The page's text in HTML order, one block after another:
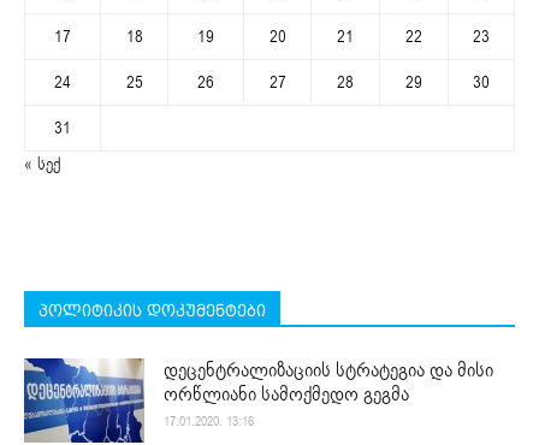
17
18 19 20 21 22
23
24
25 26 27 28 29
30
31
« სექ
პოლიტიკის დოკუმენტები
დეცენტრალიზაციის სტრატეგია და მისი
ორწლიანი სამოქმედო გეგმა
17.01.2020. 13:16